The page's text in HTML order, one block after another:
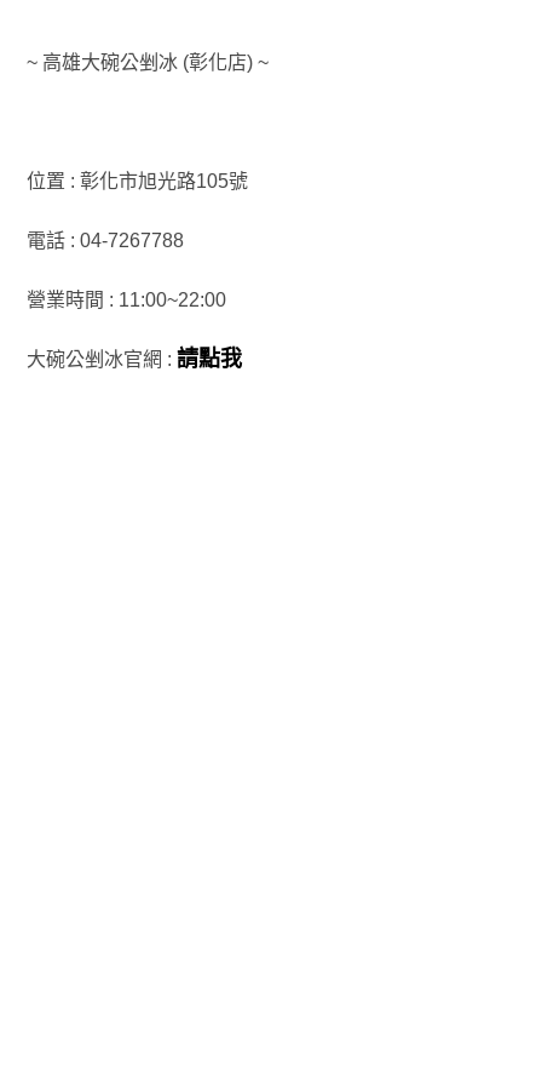
~ 高雄大碗公剉冰 (彰化店) ~
位置 : 彰化市旭光路105號
電話 : 04-7267788
營業時間 : 11:00~22:00
大碗公剉冰官網 : 請點我